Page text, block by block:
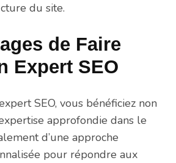
du site.
de Faire
Expert SEO
SEO, vous bénéficiez non
approfondie dans le
d’une approche
pour répondre aux